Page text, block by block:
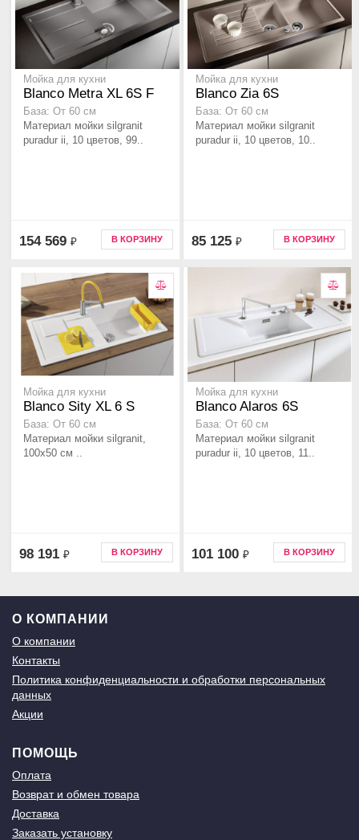
Мойка для кухни
Blanco Metra XL 6S F
База: От 60 см
Материал мойки silgranit
puradur ii, 10 цветов, 99..
154 569 ₽ В КОРЗИНУ
Мойка для кухни
Blanco Zia 6S
База: От 60 см
Материал мойки silgranit
puradur ii, 10 цветов, 10..
85 125 ₽ В КОРЗИНУ
Мойка для кухни
Blanco Sity XL 6 S
База: От 60 см
Материал мойки silgranit,
100x50 см ..
98 191 ₽ В КОРЗИНУ
Мойка для кухни
Blanco Alaros 6S
База: От 60 см
Материал мойки silgranit
puradur ii, 10 цветов, 11..
101 100 ₽ В КОРЗИНУ
О КОМПАНИИ
О компании
Контакты
Политика конфиденциальности и обработки персональных
данных
Акции
ПОМОЩЬ
Оплата
Возврат и обмен товара
Доставка
Заказать установку